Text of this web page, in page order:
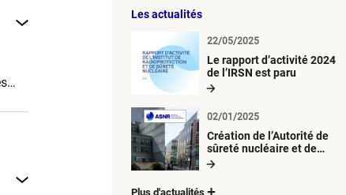
Les actualités
Le rapport d’activité 2024
de l’IRSN est paru
22/05/2025
Création de l’Autorité de
sûreté nucléaire et de
radioprotection (ASNR)
02/01/2025
Plus d'actualités